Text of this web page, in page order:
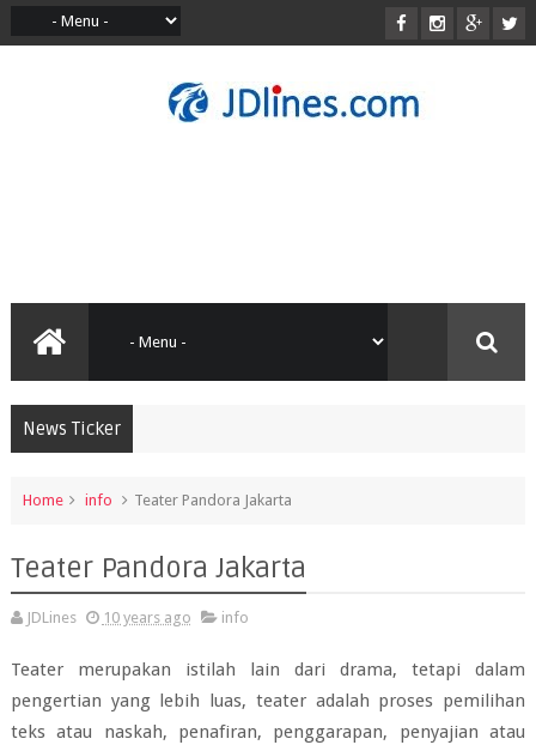
News Ticker
Home info Teater Pandora Jakarta
Teater Pandora Jakarta
JDLines 10 years ago info
Teater merupakan istilah lain dari drama, tetapi dalam
pengertian yang lebih luas, teater adalah proses pemilihan
teks atau naskah, penafiran, penggarapan, penyajian atau